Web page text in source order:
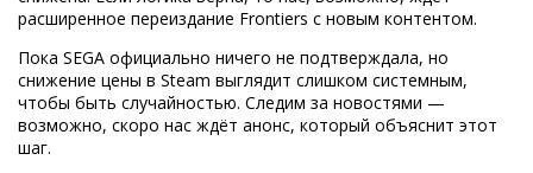
расширенное переиздание Frontiers с новым контентом.
Пока SEGA официально ничего не подтверждала, но
снижение цены в Steam выглядит слишком системным,
чтобы быть случайностью. Следим за новостями —
возможно, скоро нас ждёт анонс, который объяснит этот
шаг.